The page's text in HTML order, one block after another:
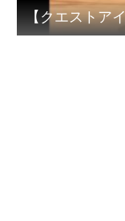
【クエストア